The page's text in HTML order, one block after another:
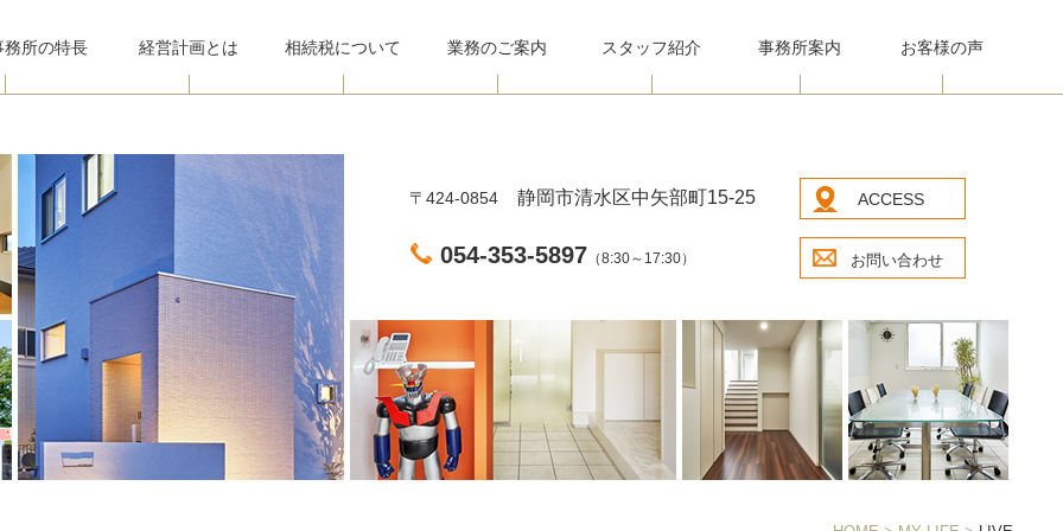
務所の特長 経営計画とは 相続税について 業務のご案内 スタッフ紹介 事務所案内 お客様の声
〒424-0854 静岡市清水区中矢部町15-25 ACCESS
054-353-5897 （8:30～17:30） お問い合わせ